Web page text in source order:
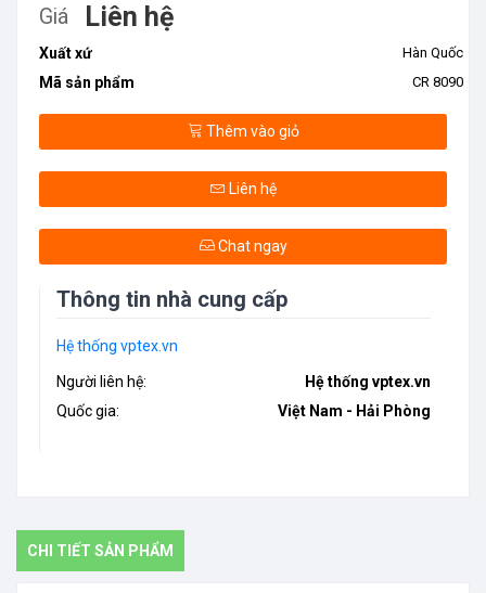
Giá Liên hệ
Xuất xứ Hàn Quốc
Mã sản phẩm CR 8090
Thêm vào giỏ
Liên hệ
Chat ngay
Thông tin nhà cung cấp
Hệ thống vptex.vn
Người liên hệ:
Hệ thống vptex.vn
Quốc gia:
Việt Nam - Hải Phòng
CHI TIẾT SẢN PHẨM